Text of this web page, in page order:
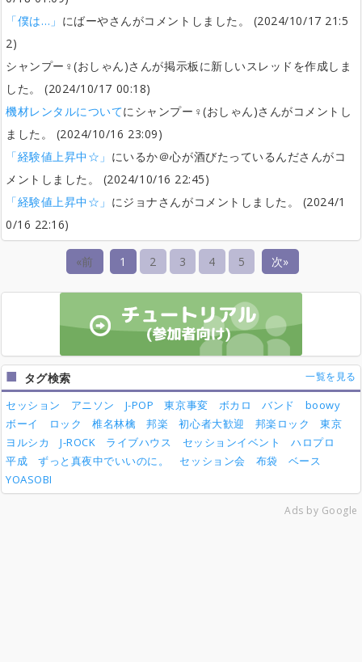
「僕は…」 にばーやさんがコメントしました。 (2024/10/17 21:5
2)
シャンプー♀(おしゃん)さんが掲示板に新しいスレッドを作成しま
した。 (2024/10/17 00:18)
機材レンタルについてにシャンプー♀(おしゃん)さんがコメントし
ました。 (2024/10/16 23:09)
「経験値上昇中☆」 にいるか＠心が酒びたっているんださんがコ
メントしました。 (2024/10/16 22:45)
「経験値上昇中☆」 にジョナさんがコメントしました。 (2024/1
0/16 22:16)
«前 1 2 3 4 5 次»
タグ検索 一覧を見る
セッション アニソン J-POP 東京事変 ボカロ バンド
boowy
ボーイ
ロック 椎名林檎 邦楽 初心者大歓迎 邦楽ロック
東京
ヨルシカ
J-ROCK ライブハウス セッションイベント
ハロプロ
平成
ずっと真夜中でいいのに。 セッション会 布袋
ベース
YOASOBI
Ads by Google